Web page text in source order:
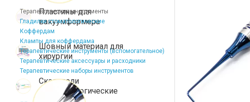
Терапевтические инструменты
Гладилки стоматологические
Коффердам
Клампы для коффердама
Терапевтические инструменты (вспомогательное)
Терапевтические аксессуары и расходники
Терапевтические наборы инструментов
Пластины для
вакуумформера
Шовный материал для
хирургии
Скальпели
микрохирургические